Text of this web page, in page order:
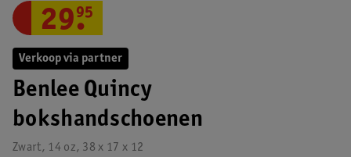
Verkoop via partner
Benlee Quincy
bokshandschoenen
Zwart, 14 oz, 38 x 17 x 12
29.
95